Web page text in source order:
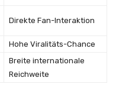
Direkte Fan-Interaktion
Hohe Viralitäts-Chance
Breite internationale
Reichweite